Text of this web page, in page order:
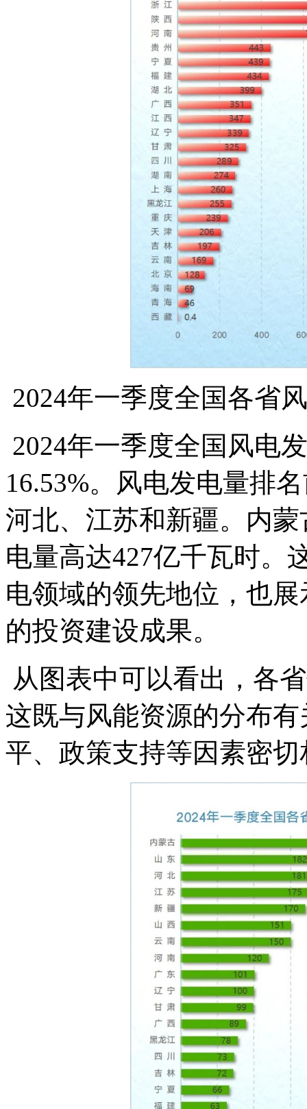
2024年一季度全国各省
2024年一季度全国风电
16.53%。风电发电量排
河北、江苏和新疆。内
电量高达427亿千瓦时。
电领域的领先地位，也
的投资建设成果。
从图表中可以看出，各
这既与风能资源的分布
平、政策支持等因素密切